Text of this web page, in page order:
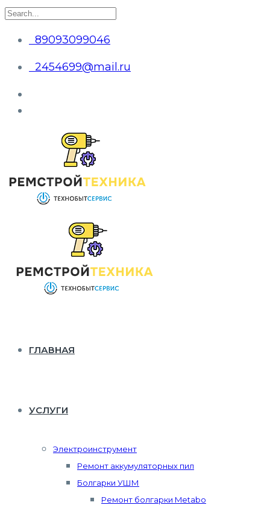
89093099046
2454699@mail.ru
ГЛАВНАЯ
УСЛУГИ
Электроинструмент
Ремонт аккумуляторных пил
Болгарки УШМ
Ремонт болгарки Metabo